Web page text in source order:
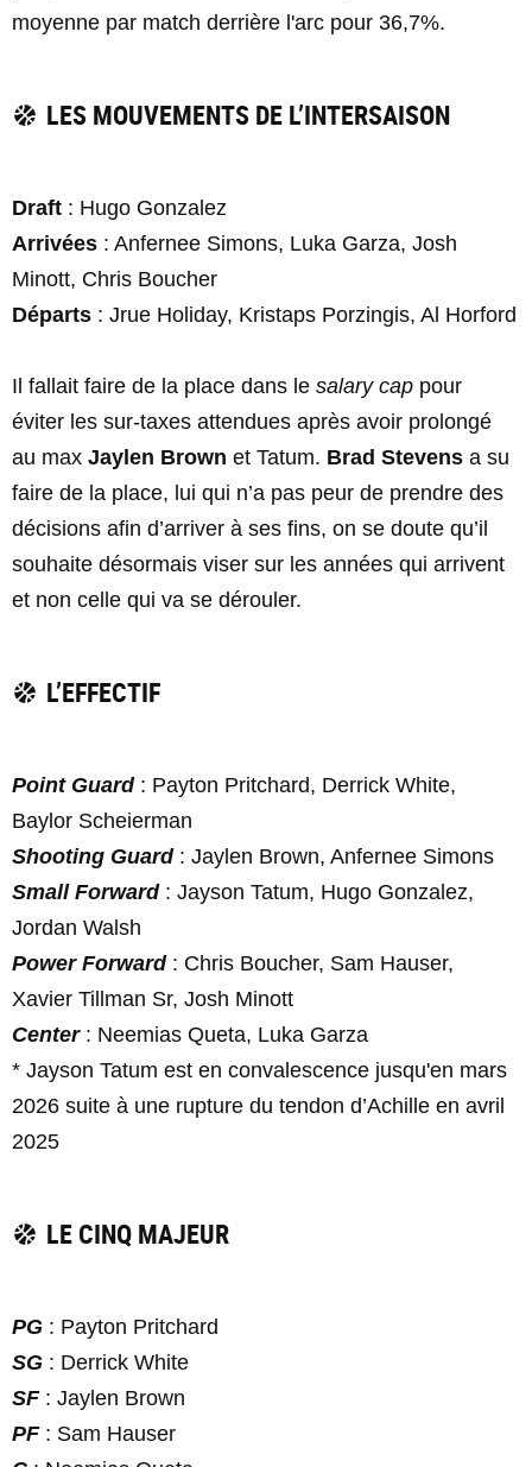
moyenne par match derrière l'arc pour 36,7%.
LES MOUVEMENTS DE L’INTERSAISON
Draft : Hugo Gonzalez
Arrivées : Anfernee Simons, Luka Garza, Josh
Minott, Chris Boucher
Départs : Jrue Holiday, Kristaps Porzingis, Al Horford
Il fallait faire de la place dans le salary cap pour
éviter les sur-taxes attendues après avoir prolongé
au max Jaylen Brown et Tatum. Brad Stevens a su
faire de la place, lui qui n’a pas peur de prendre des
décisions afin d’arriver à ses fins, on se doute qu’il
souhaite désormais viser sur les années qui arrivent
et non celle qui va se dérouler.
L’EFFECTIF
Point Guard: Payton Pritchard, Derrick White,
Baylor Scheierman
Shooting Guard: Jaylen Brown, Anfernee Simons
Small Forward: Jayson Tatum, Hugo Gonzalez,
Jordan Walsh
Power Forward: Chris Boucher, Sam Hauser,
Xavier Tillman Sr, Josh Minott
Center: Neemias Queta, Luka Garza
* Jayson Tatum est en convalescence jusqu'en mars
2026 suite à une rupture du tendon d’Achille en avril
2025
LE CINQ MAJEUR
PG : Payton Pritchard
SG : Derrick White
SF: Jaylen Brown
PF: Sam Hauser